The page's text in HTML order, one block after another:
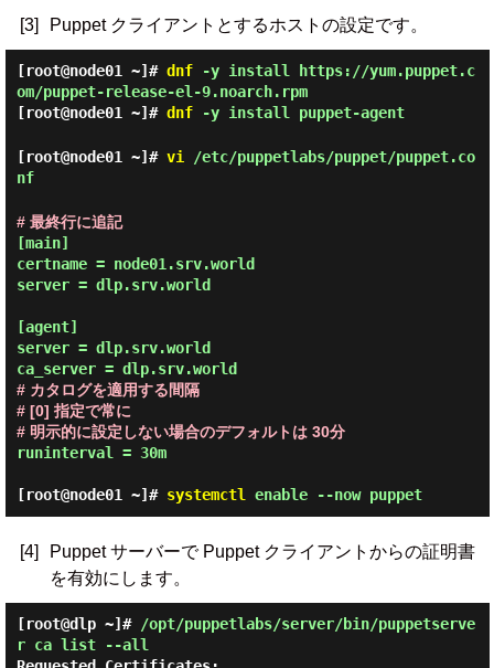
[3] Puppet クライアントとするホストの設定です。
[root@node01 ~]# dnf-y install https://yum.puppet.c
om/puppet-release-el-9.noarch.rpm
[root@node01 ~]# dnf-y install puppet-agent
[root@node01 ~]# vi /etc/puppetlabs/puppet/puppet.co
nf
# 最終行に追記
[main]
certname = node01.srv.world
server = dlp.srv.world
[agent]
server = dlp.srv.world
# カタログを適用する間隔
# [0] 指定で常に
# 明示的に設定しない場合のデフォルトは 30分
runinterval = 30m
[root@node01 ~]# systemctl enable --now puppet
[4]
Puppet サーバーで Puppet クライアントからの証明書
を有効にします。
[root@dlp ~]# /opt/puppetlabs/server/bin/puppetserve
r ca list --all